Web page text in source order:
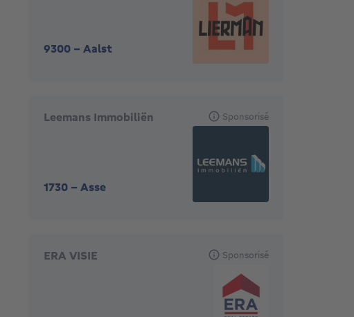
9300 - Aalst
Leemans Immobiliën
1730 - Asse
Sponsorisé
ERA VISIE Sponsorisé